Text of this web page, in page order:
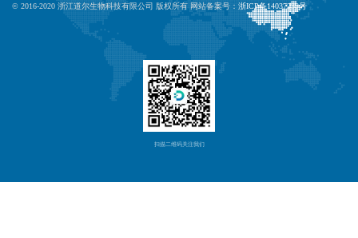
© 2016-2020 浙江道尔生物科技有限公司 版权所有 网站备案号： 浙ICP备14037239号
扫描二维码关注我们